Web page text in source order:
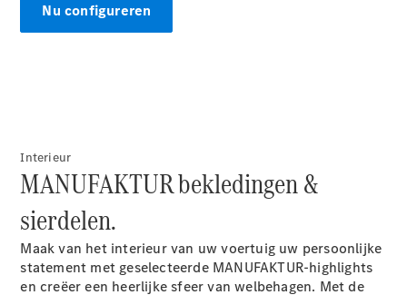
EQS SUV
GLA
GLC
GLE
GLE
Nieuw
GLE Coupé
GLE
Coupé
Nieuw
GLS
Nu configureren
Interieur
MANUFAKTUR bekledingen &
sierdelen.
Maak van het interieur van uw voertuig uw persoonlijke
statement met geselecteerde MANUFAKTUR-highlights
en creëer een heerlijke sfeer van welbehagen. Met de